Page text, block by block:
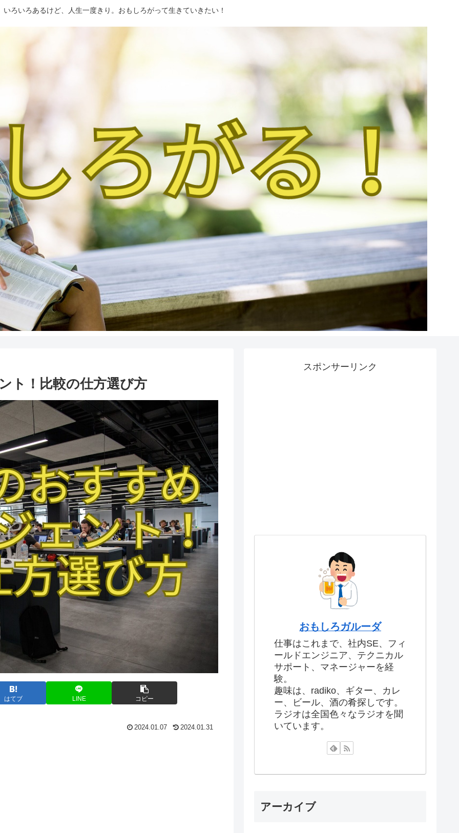
いろいろあるけど、人生一度きり。おもしろがって生きていきたい！
ト！比較の仕方選び方
はてブ LINE コピー
2024.01.07 2024.01.31
スポンサーリンク
おもしろガルーダ
仕事はこれまで、社内SE、フィ
ールドエンジニア、テクニカル
サポート、マネージャーを経
験。
趣味は、radiko、ギター、カレ
ー、ビール、酒の肴探しです。
ラジオは全国色々なラジオを聞
いています。
アーカイブ